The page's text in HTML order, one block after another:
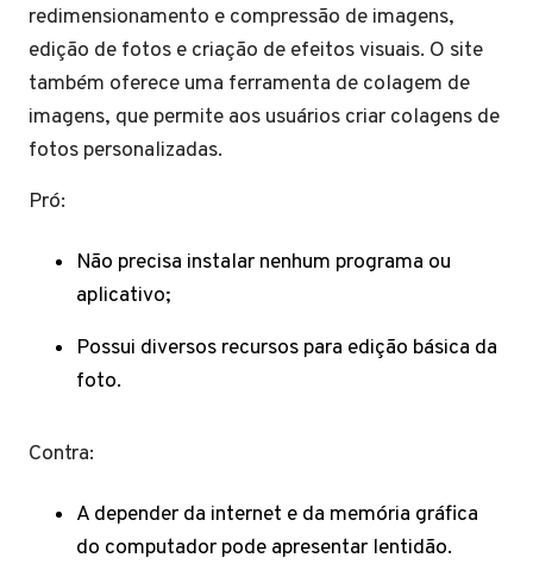
redimensionamento e compressão de imagens,
edição de fotos e criação de efeitos visuais. O site
também oferece uma ferramenta de colagem de
imagens, que permite aos usuários criar colagens de
fotos personalizadas.
Pró:
Não precisa instalar nenhum programa ou
aplicativo;
Possui diversos recursos para edição básica da
foto.
Contra:
A depender da internet e da memória gráfica
do computador pode apresentar lentidão.